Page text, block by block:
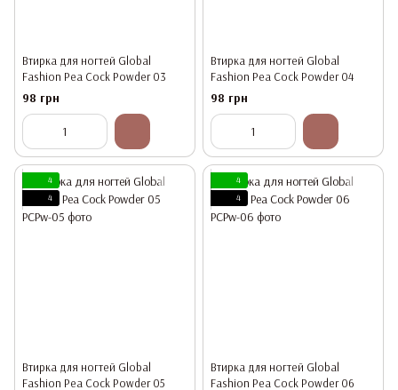
Втирка для ногтей Global
Fashion Pea Cock Powder 03
98 грн
Втирка для ногтей Global
Fashion Pea Cock Powder 04
98 грн
4
4
Втирка для ногтей Global
Fashion Pea Cock Powder 05
4
4
Втирка для ногтей Global
Fashion Pea Cock Powder 06